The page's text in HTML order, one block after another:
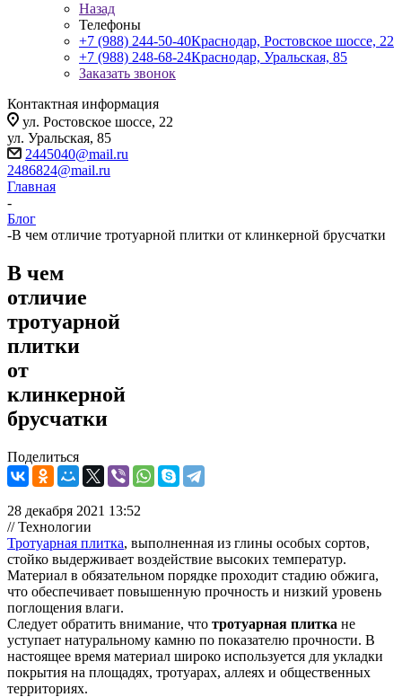
Назад
Телефоны
+7 (988) 244-50-40Краснодар, Ростовское шоссе, 22
+7 (988) 248-68-24Краснодар, Уральская, 85
Заказать звонок
Контактная информация
ул. Ростовское шоссе, 22
ул. Уральская, 85
2445040@mail.ru
2486824@mail.ru
Главная
-
Блог
-В чем отличие тротуарной плитки от клинкерной брусчатки
В чем
отличие
тротуарной
плитки
от
клинкерной
брусчатки
Поделиться
28 декабря 2021 13:52
// Технологии
Тротуарная плитка, выполненная из глины особых сортов,
стойко выдерживает воздействие высоких температур.
Материал в обязательном порядке проходит стадию обжига,
что обеспечивает повышенную прочность и низкий уровень
поглощения влаги.
Следует обратить внимание, что тротуарная плитка не
уступает натуральному камню по показателю прочности. В
настоящее время материал широко используется для укладки
покрытия на площадях, тротуарах, аллеях и общественных
территориях.